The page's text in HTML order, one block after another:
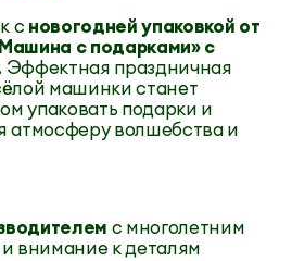
с новогодней упаковкой от
с подарками» с
. Эффектная праздничная
машинки станет
упаковать подарки и
атмосферу волшебства и
с многолетним
внимание к деталям